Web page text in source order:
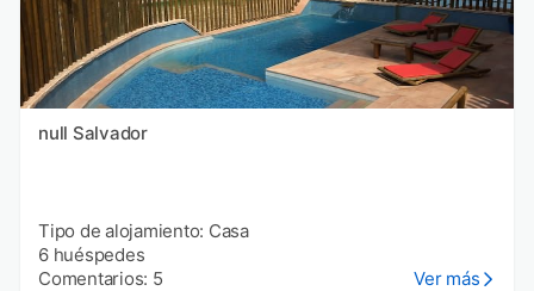
null Salvador
Tipo de alojamiento: Casa
6 huéspedes
Comentarios: 5
Ver más